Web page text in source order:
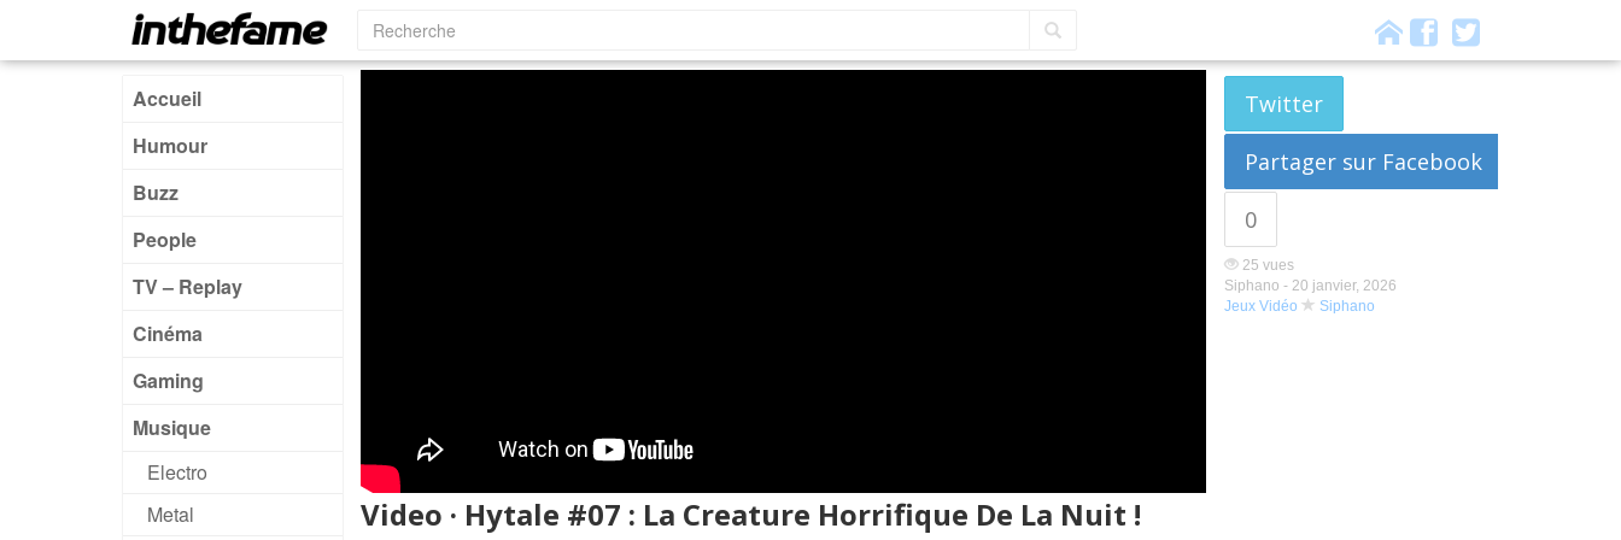
Accueil
Humour
Buzz
People
TV – Replay
Cinéma
Gaming
Musique
Electro
Metal
Video · Hytale #07 : La Creature Horrifique De La Nuit !
Twitter
Partager sur Facebook
0
25 vues
Siphano - 20 janvier, 2026
Jeux Vidéo
Siphano